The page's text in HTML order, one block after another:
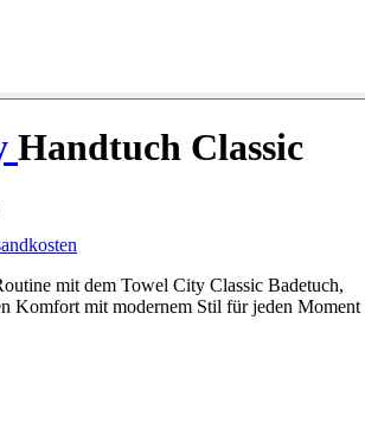
Handtuch Classic
mit dem Towel City Classic Badetuch,
Komfort mit modernem Stil für jeden Moment